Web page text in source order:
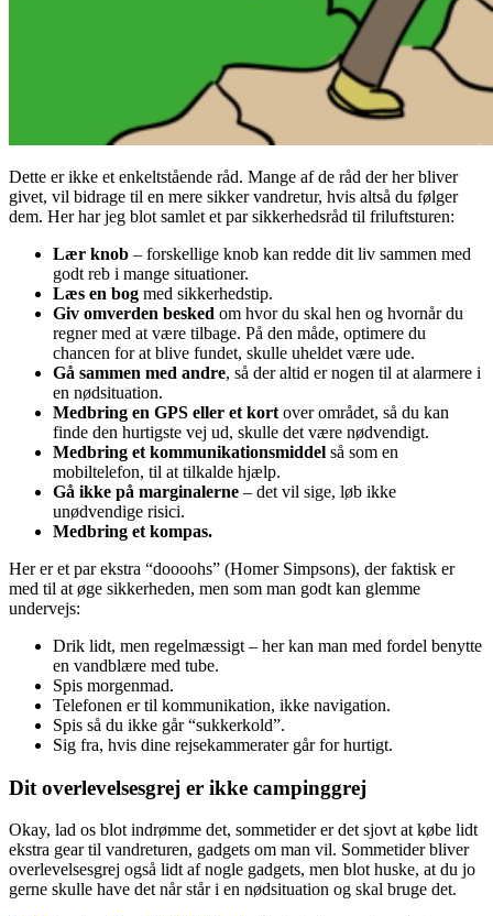
Dette er ikke et enkeltstående råd. Mange af de råd der her bliver
givet, vil bidrage til en mere sikker vandretur, hvis altså du følger
dem. Her har jeg blot samlet et par sikkerhedsråd til friluftsturen:
Lær knob – forskellige knob kan redde dit liv sammen med
godt reb i mange situationer.
Læs en bog med sikkerhedstip.
Giv omverden besked om hvor du skal hen og hvornår du
regner med at være tilbage. På den måde, optimere du
chancen for at blive fundet, skulle uheldet være ude.
Gå sammen med andre, så der altid er nogen til at alarmere i
en nødsituation.
Medbring en GPS eller et kort over området, så du kan
finde den hurtigste vej ud, skulle det være nødvendigt.
Medbring et kommunikationsmiddel så som en
mobiltelefon, til at tilkalde hjælp.
Gå ikke på marginalerne – det vil sige, løb ikke
unødvendige risici.
Medbring et kompas.
Her er et par ekstra “doooohs” (Homer Simpsons), der faktisk er
med til at øge sikkerheden, men som man godt kan glemme
undervejs:
Drik lidt, men regelmæssigt – her kan man med fordel benytte
en vandblære med tube.
Spis morgenmad.
Telefonen er til kommunikation, ikke navigation.
Spis så du ikke går “sukkerkold”.
Sig fra, hvis dine rejsekammerater går for hurtigt.
Dit overlevelsesgrej er ikke campinggrej
Okay, lad os blot indrømme det, sommetider er det sjovt at købe lidt
ekstra gear til vandreturen, gadgets om man vil. Sommetider bliver
overlevelsesgrej også lidt af nogle gadgets, men blot huske, at du jo
gerne skulle have det når står i en nødsituation og skal bruge det.